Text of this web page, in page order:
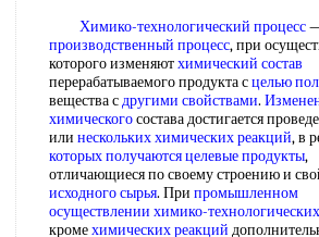
Химико-технологический процесс
производственный процесс, при
которого изменяютхимический состав
перерабатываемого продукта сцелью
вещества сдругими свойствами.
химическогосостава достигается
или нескольких химических реакций, в
которых получаютсяцелевые продукты,
отличающиеся по своему строению и
исходного сырья. При промышленном
осуществлении химико-
кромехимических реакций